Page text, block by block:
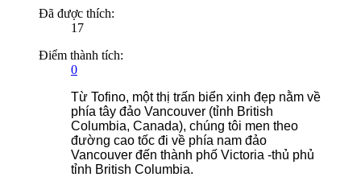
Đã được thích:
17
Điểm thành tích:
0
Từ Tofino, một thị trấn biển xinh đẹp nằm về
phía tây đảo Vancouver (tỉnh British
Columbia, Canada), chúng tôi men theo
đường cao tốc đi về phía nam đảo
Vancouver đến thành phố Victoria -thủ phủ
tỉnh British Columbia.